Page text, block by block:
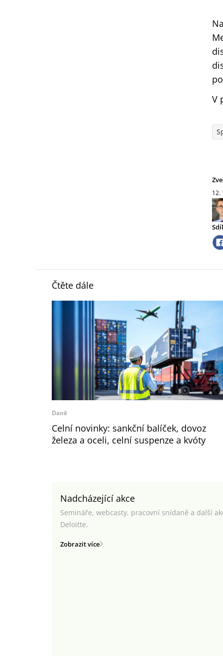
V
12.
Čtěte dále
Daně
Celní novinky: sankční balíček, dovoz
železa a oceli, celní suspenze a kvóty
Nadcházející akce
Semináře, webcasty, pracovní snídaně a další
Deloitte.
Zobrazit více